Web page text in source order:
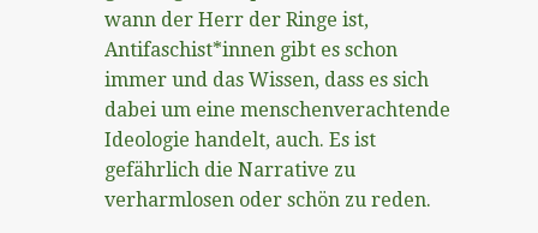
wann der Herr der Ringe ist,
Antifaschist*innen gibt es schon
immer und das Wissen, dass es sich
dabei um eine menschenverachtende
Ideologie handelt, auch. Es ist
gefährlich die Narrative zu
verharmlosen oder schön zu reden.